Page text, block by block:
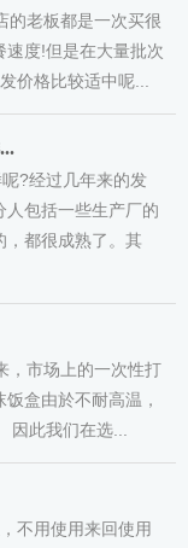
老板都是一次买很
速度!但是在大量批次
价格比较适中呢...
?经过几年来的发
人包括一些生产厂的
，都很成熟了。其
市场上的一次性打
盒由於不耐高温，
此我们在选...
不用使用来回使用